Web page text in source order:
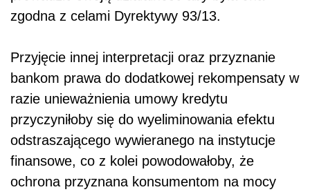
zgodna z celami Dyrektywy 93/13.
Przyjęcie innej interpretacji oraz przyznanie
bankom prawa do dodatkowej rekompensaty w
razie unieważnienia umowy kredytu
przyczyniłoby się do wyeliminowania efektu
odstraszającego wywieranego na instytucje
finansowe, co z kolei powodowałoby, że
ochrona przyznana konsumentom na mocy